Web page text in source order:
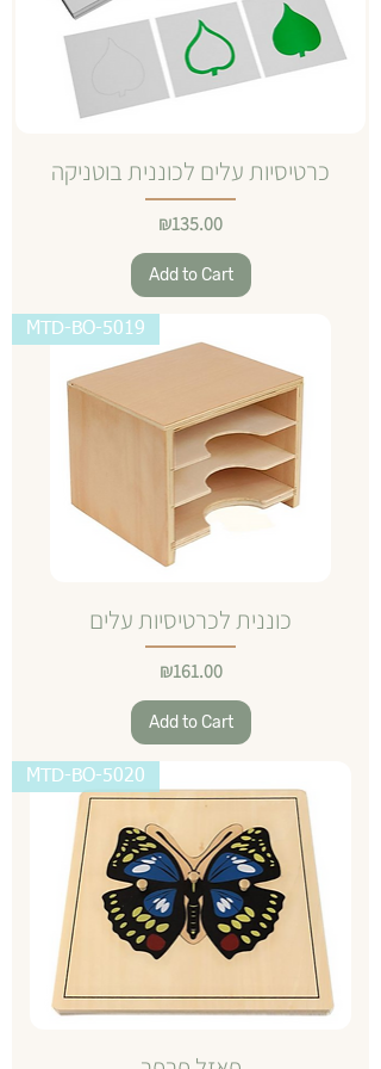
כרטיסיות עלים לכוננית בוטניקה
Price
₪135.00
Add to Cart
MTD-BO-5019
כוננית לכרטיסיות עלים
Price
₪161.00
Add to Cart
MTD-BO-5020